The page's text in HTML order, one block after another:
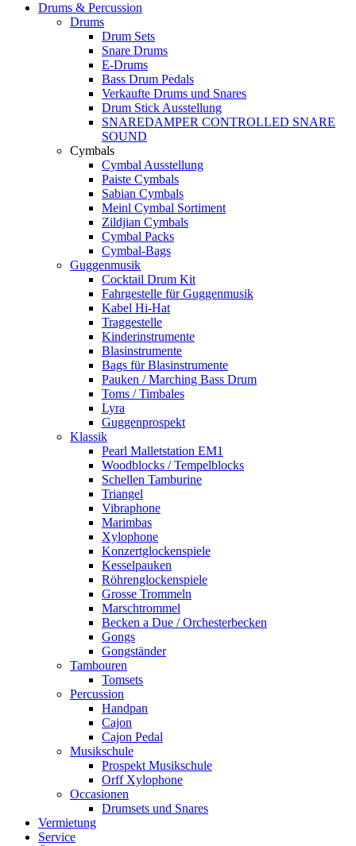
Drums & Percussion
Drums
Drum Sets
Snare Drums
E-Drums
Bass Drum Pedals
Verkaufte Drums und Snares
Drum Stick Ausstellung
SNAREDAMPER CONTROLLED SNARE
SOUND
Cymbals
Cymbal Ausstellung
Paiste Cymbals
Sabian Cymbals
Meinl Cymbal Sortiment
Zildjian Cymbals
Cymbal Packs
Cymbal-Bags
Guggenmusik
Cocktail Drum Kit
Fahrgestelle für Guggenmusik
Kabel Hi-Hat
Traggestelle
Kinderinstrumente
Blasinstrumente
Bags für Blasinstrumente
Pauken / Marching Bass Drum
Toms / Timbales
Lyra
Guggenprospekt
Klassik
Pearl Malletstation EM1
Woodblocks / Tempelblocks
Schellen Tamburine
Triangel
Vibraphone
Marimbas
Xylophone
Konzertglockenspiele
Kesselpauken
Röhren­glocken­spiele
Grosse Trommeln
Marschtrommel
Becken a Due / Orchester­becken
Gongs
Gongständer
Tambouren
Tomsets
Percussion
Handpan
Cajon
Cajon Pedal
Musikschule
Prospekt Musikschule
Orff Xylophone
Occasionen
Drumsets und Snares
Vermietung
Service